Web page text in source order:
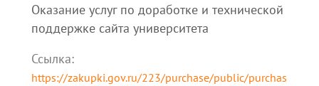
Оказание услуг по доработке и технической
поддержке сайта университета
Ссылка:
https://zakupki.gov.ru/223/purchase/public/purchas